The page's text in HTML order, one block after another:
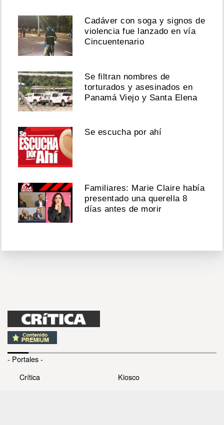
Cadáver con soga y signos de
violencia fue lanzado en vía
Cincuentenario
Se filtran nombres de
torturados y asesinados en
Panamá Viejo y Santa Elena
Se escucha por ahí
Familiares: Marie Claire había
presentado una querella 8
días antes de morir
- Portales -
Crítica
Kiosco